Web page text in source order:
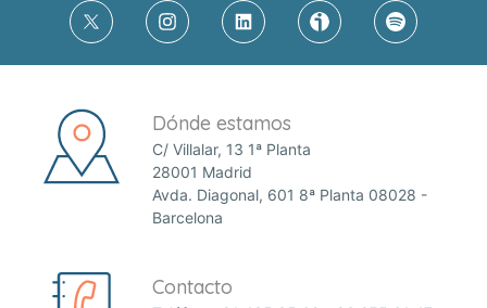
Dónde estamos
C/ Villalar, 13 1ª Planta
28001 Madrid
Avda. Diagonal, 601 8ª Planta 08028 -
Barcelona
Contacto